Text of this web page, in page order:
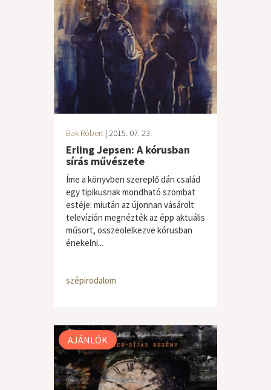
Bak Róbert | 2015. 07. 23.
Erling Jepsen: A kórusban
sírás művészete
Íme a könyvben szereplő dán család
egy tipikusnak mondható szombat
estéje: miután az újonnan vásárolt
televízión megnézték az épp aktuális
műsort, összeölelkezve kórusban
énekelni...
szépirodalom
AJÁNLÓK